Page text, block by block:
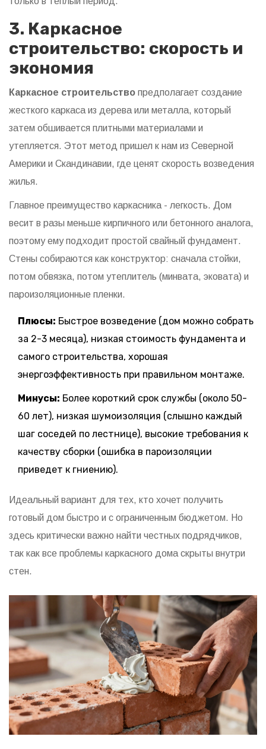
3. Каркасное
строительство: скорость и
экономия
Каркасное строительство предполагает создание
жесткого каркаса из дерева или металла, который
затем обшивается плитными материалами и
утепляется. Этот метод пришел к нам из Северной
Америки и Скандинавии, где ценят скорость возведения
жилья.
Главное преимущество каркасника - легкость. Дом
весит в разы меньше кирпичного или бетонного аналога,
поэтому ему подходит простой свайный фундамент.
Стены собираются как конструктор: сначала стойки,
потом обвязка, потом утеплитель (минвата, эковата) и
пароизоляционные пленки.
Плюсы: Быстрое возведение (дом можно собрать
за 2-3 месяца), низкая стоимость фундамента и
самого строительства, хорошая
энергоэффективность при правильном монтаже.
Минусы: Более короткий срок службы (около 50-
60 лет), низкая шумоизоляция (слышно каждый
шаг соседей по лестнице), высокие требования к
качеству сборки (ошибка в пароизоляции
приведет к гниению).
Идеальный вариант для тех, кто хочет получить
готовый дом быстро и с ограниченным бюджетом. Но
здесь критически важно найти честных подрядчиков,
так как все проблемы каркасного дома скрыты внутри
стен.